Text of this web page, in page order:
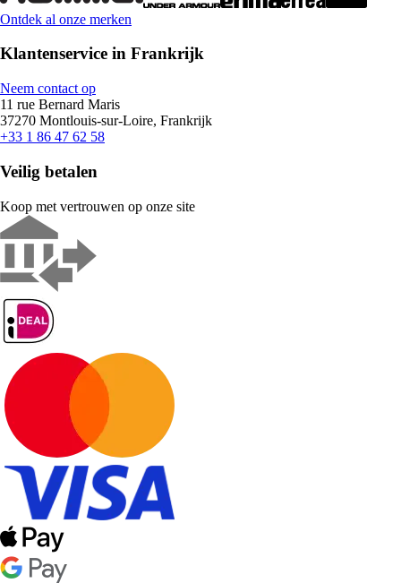
Ontdek al onze merken
Klantenservice in Frankrijk
Neem contact op
11 rue Bernard Maris
37270 Montlouis-sur-Loire, Frankrijk
+33 1 86 47 62 58
Veilig betalen
Koop met vertrouwen op onze site